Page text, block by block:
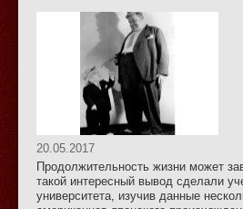
20.05.2017
Продолжительность жизни может
такой интересный вывод сделали
университета, изучив данные